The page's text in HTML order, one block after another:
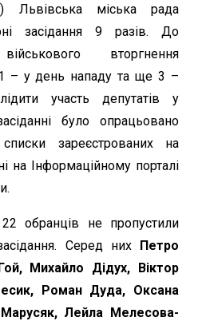
Львівська міська рада
засідання 9 разів. До
вторгнення
1 – у день нападу та ще 3 –
участь депутатів у
було опрацьовано
зареєстрованих на
на Інформаційному порталі
обранців не пропустили
Серед них Петро
Михайло Дідух, Віктор
Роман Дуда, Оксана
Лейла Мелесова-